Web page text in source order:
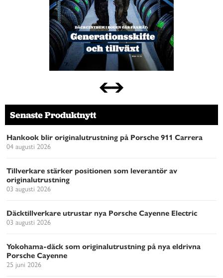
Senaste Produktnytt
Hankook blir originalutrustning på Porsche 911 Carrera
04 augusti 2026
Tillverkare stärker positionen som leverantör av
originalutrustning
03 augusti 2026
Däcktillverkare utrustar nya Porsche Cayenne Electric
03 augusti 2026
Yokohama-däck som originalutrustning på nya eldrivna
Porsche Cayenne
25 juni 2026